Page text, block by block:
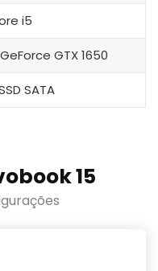
i5
GTX 1650
SATA
15